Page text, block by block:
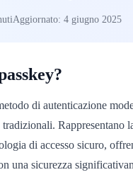
Aggiornato: 4 giugno 2025
di autenticazione
Rappresentano
di accesso sicuro,
una sicurezza